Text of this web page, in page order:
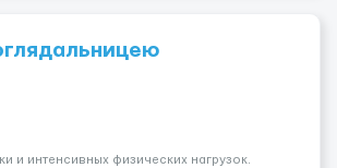
и интенсивных физических нагрузок.